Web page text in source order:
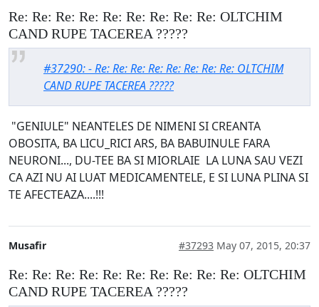
Re: Re: Re: Re: Re: Re: Re: Re: Re: OLTCHIM
CAND RUPE TACEREA ?????
#37290: - Re: Re: Re: Re: Re: Re: Re: Re: OLTCHIM
CAND RUPE TACEREA ?????
"GENIULE" NEANTELES DE NIMENI SI CREANTA
OBOSITA, BA LICU_RICI ARS, BA BABUINULE FARA
NEURONI..., DU-TEE BA SI MIORLAIE LA LUNA SAU VEZI
CA AZI NU AI LUAT MEDICAMENTELE, E SI LUNA PLINA SI
TE AFECTEAZA....!!!
Musafir #37293 May 07, 2015, 20:37
Re: Re: Re: Re: Re: Re: Re: Re: Re: Re: OLTCHIM
CAND RUPE TACEREA ?????